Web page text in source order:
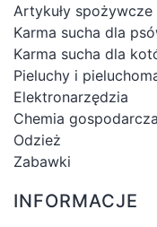
Artykuły spożywcze
Karma sucha dla
Karma sucha dla
Pieluchy i
Elektronarzędzia
Chemia gospodarcza
Odzież
Zabawki
INFORMACJE